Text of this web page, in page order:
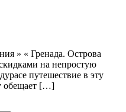
» « Гренада. Острова
на непростую
путешествие в эту
обещает […]